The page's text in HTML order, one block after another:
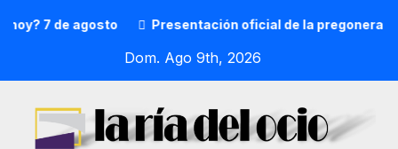
de agosto Presentación oficial de la pregonera y
Dom. Ago 9th, 2026